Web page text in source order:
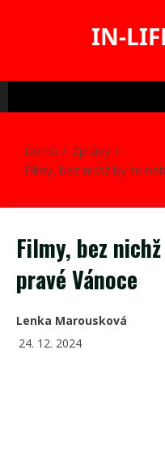
IN-
Domů
Zprávy
Filmy, bez nichž by to
Filmy, bez
pravé Vánoce
Lenka Marousková
24. 12. 2024